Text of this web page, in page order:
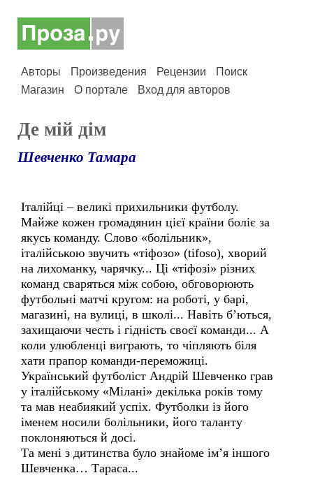
Авторы Произведения Рецензии
Поиск
Магазин
О портале Вход для авторов
Де мiй дiм
Шевченко Тамара
Італійці – великі прихильники футболу.
Майже кожен громадянин цієї країни боліє за
якусь команду. Слово «болільник»,
італійською звучить «тіфозо» (tifoso), хворий
на лихоманку, чарячку... Ці «тіфозі» різних
команд сваряться між собою, обговорюють
футбольні матчі кругом: на роботі, у барі,
магазині, на вулиці, в школі... Навіть б’ються,
захищаючи честь і гідність своєї команди... А
коли улюбленці виграють, то чіпляють біля
хати прапор команди-переможиці.
Український футболіст Андрій Шевченко грав
у італійському «Мілані» декілька років тому
та мав неабиякий успіх. Футболки із його
іменем носили болільники, його таланту
поклоняються й досі.
Та мені з дитинства було знайоме ім’я іншого
Шевченка… Тараса...